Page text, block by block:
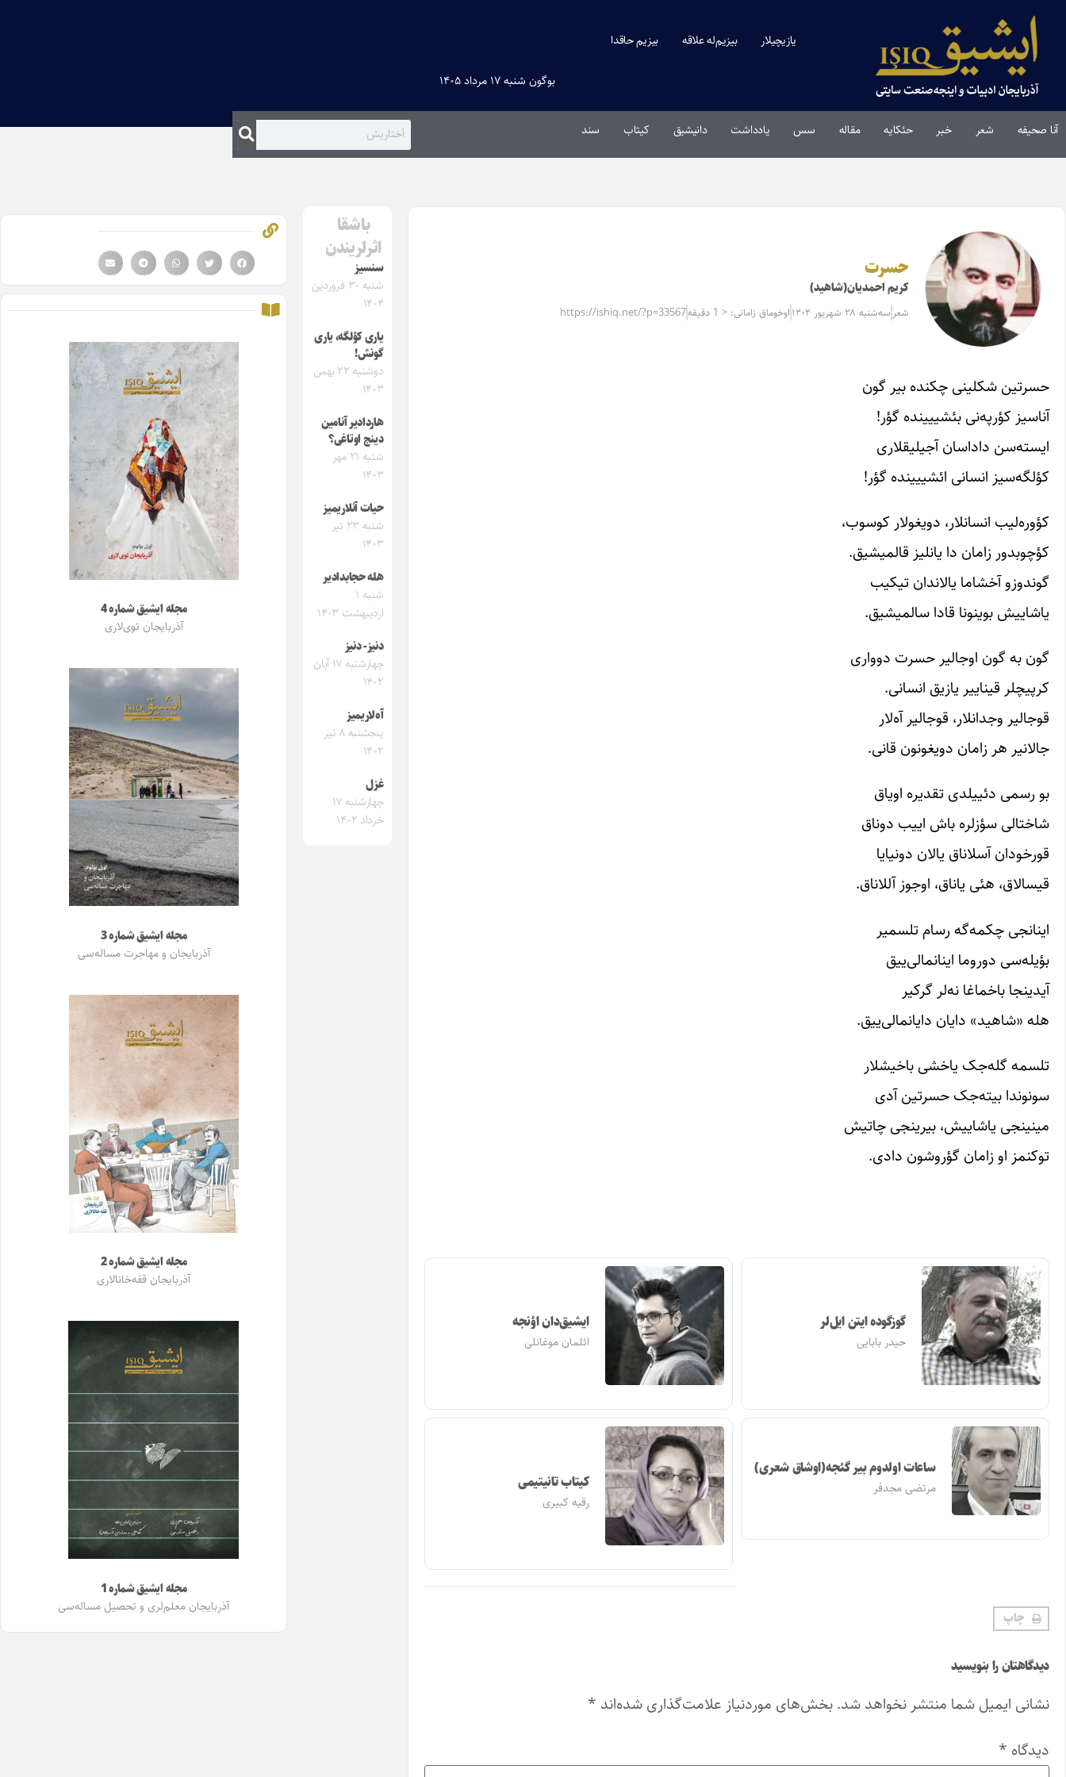
یازیچیلار بیزیم‌له علاقه بیزیم حاقدا
بوگون شنبه ۱۷ مرداد ۱۴۰۵
آنا صحیفه شعر خبر حئکایه مقاله‌ سس یادداشت دانیشیق کیتاب سند
حسرت
کریم احمدیان(شاهید)
شعر سه‌شنبه ۲۸ شهریور ۱۴۰۲ اوخوماق زامانی: < 1 دقیقه https://ishiq.net/?p=33567
حسرتین شکلینی چکنده بیر گون
آناسیز کؤرپه‌نی بئشییینده گؤر!
ایسته‌سن داداسان آجیلیقلاری
کؤلگه‌سیز انسانی ائشییینده گؤر!
کؤوره‌لیب انسانلار، دویغولار کوسوب،
کؤچوبدور زامان دا یانلیز قالمیشیق.
گوندوزو آخشاما یالاندان تیکیب
یاشاییش بوینونا قادا سالمیشیق.
گون به گون اوجالیر حسرت دوواری
کرپیچلر قیناییر یازیق انسانی.
قوجالیر وجدانلار، قوجالیر آه‌لار
جالانیر هر زامان دویغونون قانی.
بو رسمی دئییلدی تقدیره اویاق
شاختالی سؤزلره باش اییب دوناق
قورخودان آسلاناق یالان دونیایا
قیسالاق، هئی یاناق، اوجوز آللاناق.
اینانجی چکمه‌گه رسام تلسمیر
بؤیله‌سی دوروما اینانمالی‌ییق
آیدینجا باخماغا نه‌لر گرکیر
هله «شاهید» دایان دایانمالی‌ییق.
تلسمه گله‌جک یاخشی باخیشلار
سونوندا بیته‌جک حسرتین آدی
مینینجی یاشاییش، بیرینجی چاتیش
توکنمز او زامان گؤروشون دادی.
گوزگوده ایتن ایل‌لر
حیدر بابایی
ایشیق‌دان اؤنجه
ائلمان موغانلی
ساعات اولدوم بیر گئجه(اوشاق شعری)
مرتضی مجدفر کیتاب تانیتیمی
رقیه کبیری
چاپ
دیدگاهتان را بنویسید
نشانی ایمیل شما منتشر نخواهد شد. بخش‌های موردنیاز علامت‌گذاری شده‌اند *
دیدگاه *
باشقا
اثرلریندن
سنسیز
شنبه ۳۰ فروردین
۱۴۰۴
یاری کؤلگه، یاری
گونش!
دوشنبه ۲۲ بهمن
۱۴۰۳
هاردادیر آنامین
دینج اوتاغی؟
شنبه ۲۱ مهر
۱۴۰۳
حیات آنلاریمیز
شنبه ۲۳ تیر
۱۴۰۳
هله حجابدادیر
شنبه ۱
اردیبهشت ۱۴۰۳
دنیز- دنیز
چهارشنبه ۱۷ آبان
۱۴۰۲
آه‌لاریمیز
پنجشنبه ۸ تیر
۱۴۰۲
غزل
چهارشنبه ۱۷
خرداد ۱۴۰۲
مجله ایشیق شماره 4
آذربایجان توی‌لاری
مجله ایشیق شماره 3
آذربایجان و مهاجرت مساله‌سی
مجله ایشیق شماره 2
آذربایجان قفه‌خانالاری
مجله ایشیق شماره 1
آذربایجان معلم‌لری و تحصیل مساله‌سی